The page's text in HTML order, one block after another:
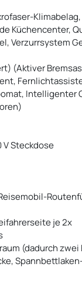
Küchencenter,
Verzurrsystem
(Aktiver
V Steckdose
je 2x
(dadurch zwei